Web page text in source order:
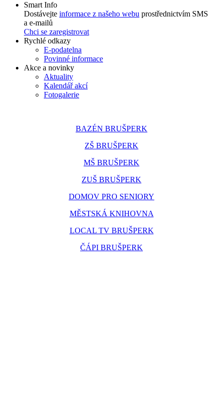
Smart Info
Dostávejte informace z našeho webu prostřednictvím SMS
a e-mailů
Chci se zaregistrovat
Rychlé odkazy
E-podatelna
Povinné informace
Akce a novinky
Aktuality
Kalendář akcí
Fotogalerie
BAZÉN BRUŠPERK
ZŠ BRUŠPERK
MŠ BRUŠPERK
ZUŠ BRUŠPERK
DOMOV PRO SENIORY
MĚSTSKÁ KNIHOVNA
LOCAL TV BRUŠPERK
ČÁPI BRUŠPERK